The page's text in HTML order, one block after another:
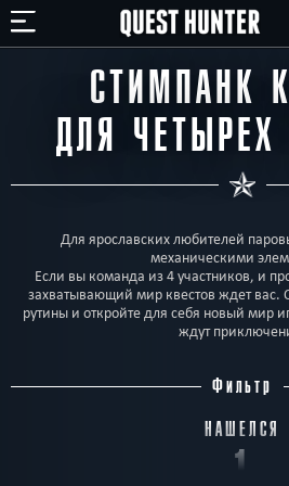
СТИМПАНК
ДЛЯ ЧЕТЫРЕХ
Для ярославских любителей
механическими
Если вы команда из 4 участников, и
захватывающий мир квестов ждет вас.
рутины и откройте для себя новый мир
ждут
Фильтр
НАШЕЛСЯ
1